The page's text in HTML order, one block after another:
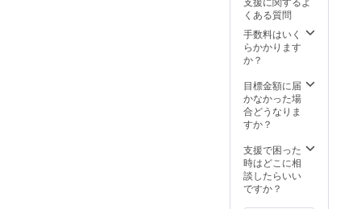
くある質問
手数料はいく
らかかります
か？
目標金額に届
かなかった場
合どうなりま
すか？
支援で困った
時はどこに相
談したらいい
ですか？